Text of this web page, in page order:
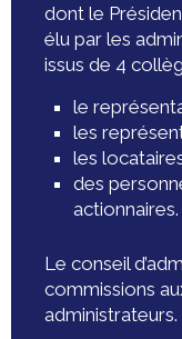
dont le
élu par les
issus de 4
le
les
les
des
actionnaires.
Le conseil
commissions
administrateurs.